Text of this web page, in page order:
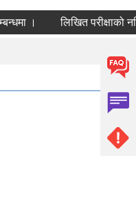
। लिखित परीक्षाको